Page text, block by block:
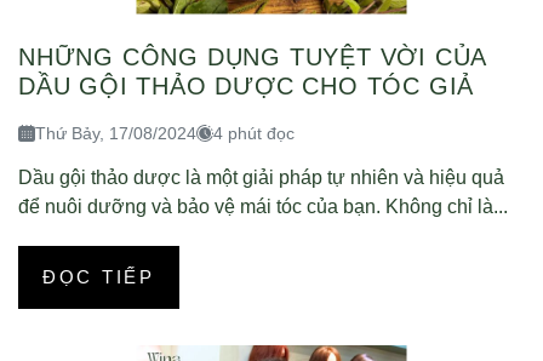
NHỮNG CÔNG DỤNG TUYỆT VỜI CỦA
DẦU GỘI THẢO DƯỢC CHO TÓC GIẢ
Thứ Bảy, 17/08/2024 4 phút đọc
Dầu gội thảo dược là một giải pháp tự nhiên và hiệu quả
để nuôi dưỡng và bảo vệ mái tóc của bạn. Không chỉ là...
ĐỌC TIẾP